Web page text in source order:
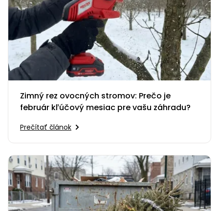
Zimný rez ovocných stromov: Prečo je
február kľúčový mesiac pre vašu záhradu?
Prečítať článok